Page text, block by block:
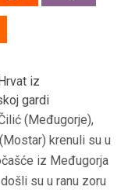
iz
gardi
(Međugorje),
krenuli su u
iz Međugorja
su u ranu zoru